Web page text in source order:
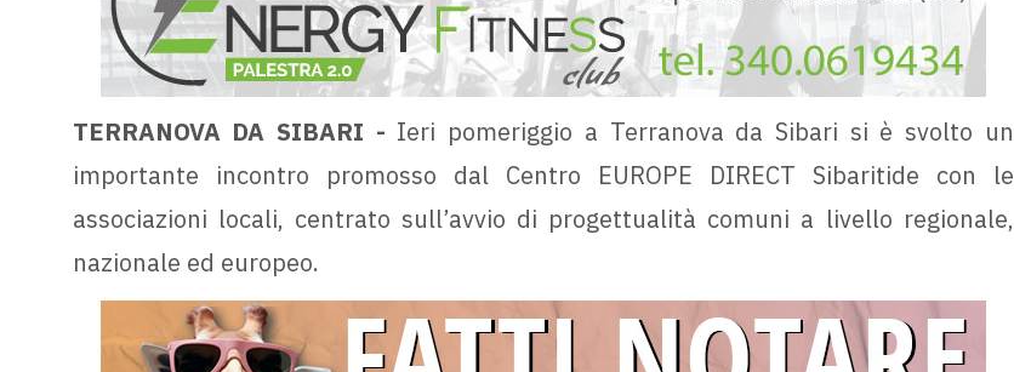
TERRANOVA DA SIBARI - Ieri pomeriggio a Terranova da Sibari si è svolto un
importante incontro promosso dal Centro EUROPE DIRECT Sibaritide con le
associazioni locali, centrato sull’avvio di progettualità comuni a livello regionale,
nazionale ed europeo.